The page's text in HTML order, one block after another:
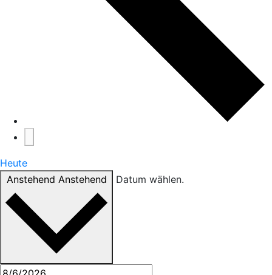
Heute
Anstehend Anstehend Datum wählen.